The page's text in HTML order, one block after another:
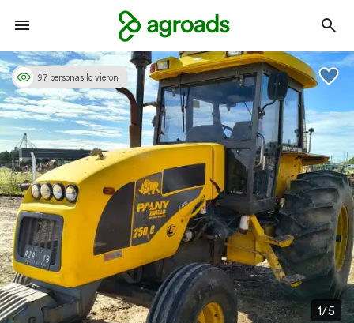
1/5
97 personas lo vieron